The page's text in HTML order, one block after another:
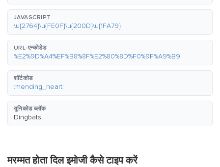
JAVASCRIPT
\u{2764}\u{FE0F}\u{200D}\u{1FA79}
URL-एन्कोडेड
%E2%9D%A4%EF%B8%8F%E2%80%8D%F0%9F%A9%B9
शॉर्टकोड
:mending_heart:
यूनिकोड ब्लॉक
Dingbats
मरम्मत होता दिल इमोजी कैसे टाइप करें